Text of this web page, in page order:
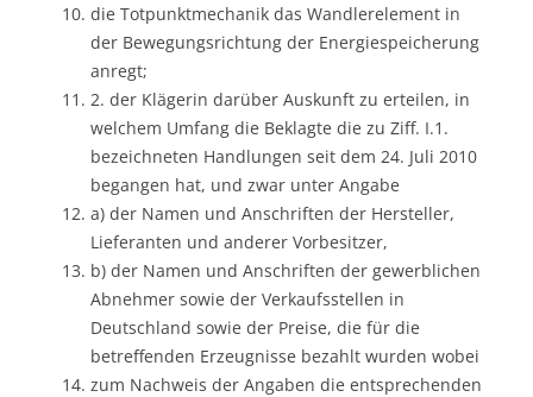
die Totpunktmechanik das Wandlerelement in
der Bewegungsrichtung der Energiespeicherung
anregt;
2. der Klägerin darüber Auskunft zu erteilen, in
welchem Umfang die Beklagte die zu Ziff. I.1.
bezeichneten Handlungen seit dem 24. Juli 2010
begangen hat, und zwar unter Angabe
a) der Namen und Anschriften der Hersteller,
Lieferanten und anderer Vorbesitzer,
b) der Namen und Anschriften der gewerblichen
Abnehmer sowie der Verkaufsstellen in
Deutschland sowie der Preise, die für die
betreffenden Erzeugnisse bezahlt wurden wobei
zum Nachweis der Angaben die entsprechenden